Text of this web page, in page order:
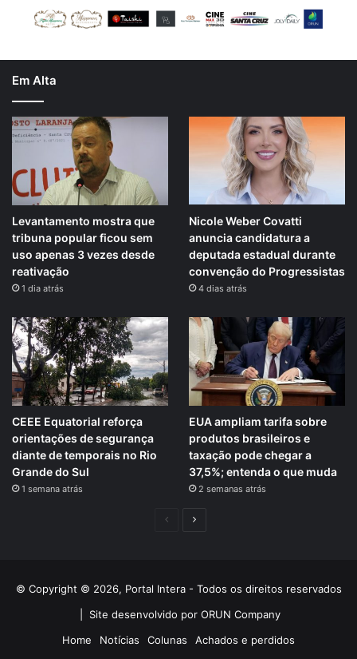
Em Alta
Levantamento mostra que
tribuna popular ficou sem
uso apenas 3 vezes desde
reativação
1 dia atrás
Nicole Weber Covatti
anuncia candidatura a
deputada estadual durante
convenção do Progressistas
4 dias atrás
CEEE Equatorial reforça
orientações de segurança
diante de temporais no Rio
Grande do Sul
1 semana atrás
EUA ampliam tarifa sobre
produtos brasileiros e
taxação pode chegar a
37,5%; entenda o que muda
2 semanas atrás
PáginaPróxima
© Copyright © 2026, Portal Intera - Todos os direitos reservados
Site desenvolvido por ORUN Company
Home
Notícias Colunas
Achados e perdidos